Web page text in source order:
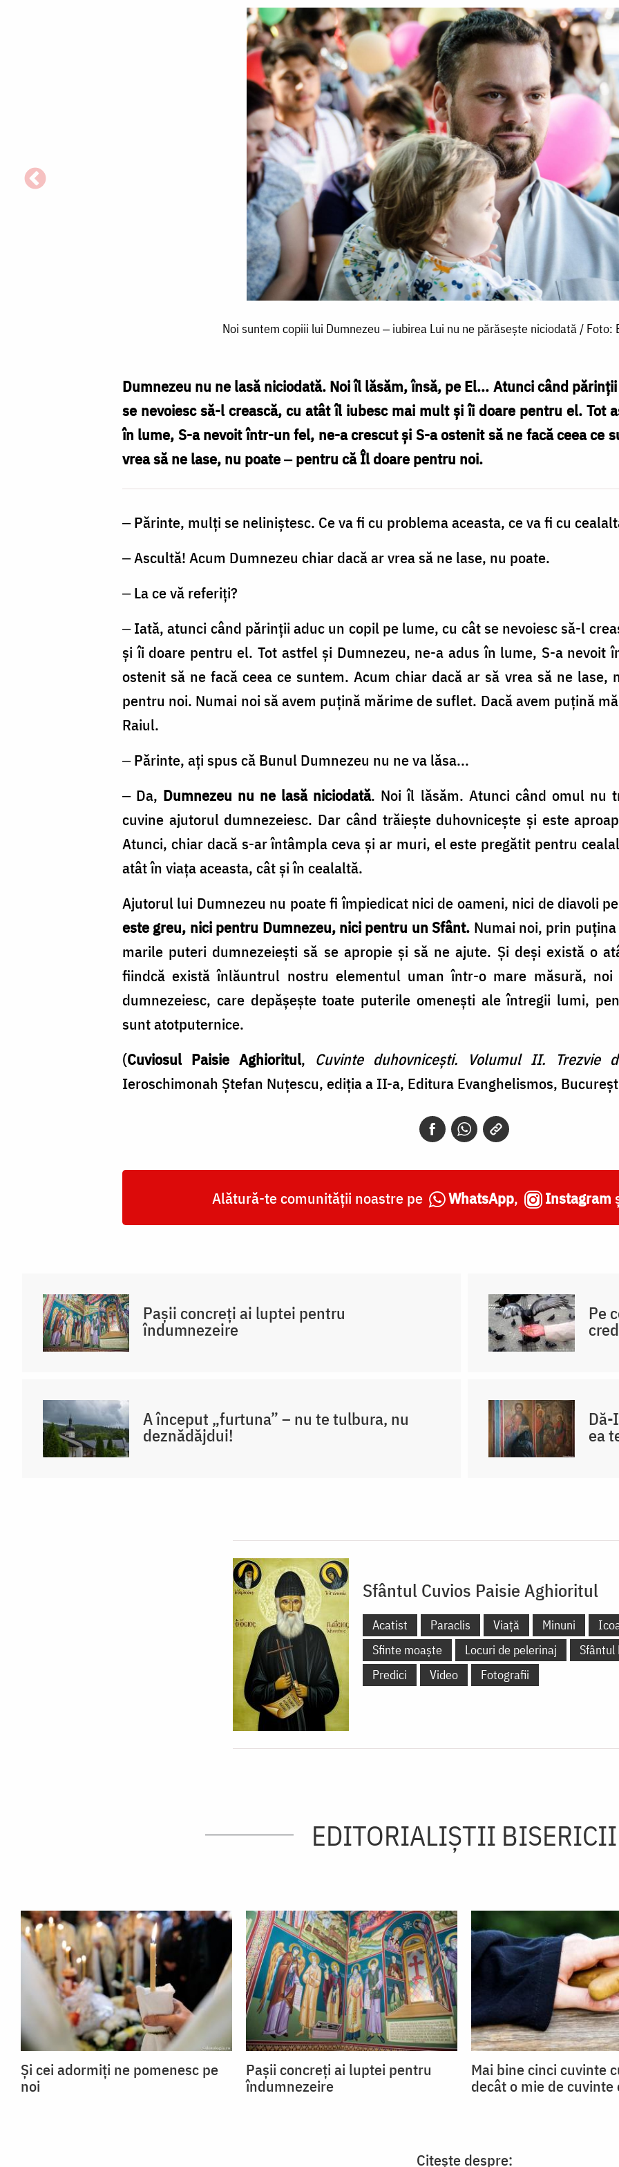
Noi suntem copiii lui Dumnezeu ‒ iubirea Lui nu ne părăsește niciodată / Foto:
Dumnezeu nu ne lasă niciodată. Noi îl lă­săm, însă, pe El... Atunci când
se nevoiesc să-l crească, cu atât îl iu­besc mai mult şi îi doare pentru el. Tot
în lume, S-a nevoit într-un fel, ne-a crescut şi S-a ostenit să ne facă ceea ce
vrea să ne lase, nu poate ‒ pentru că Îl doare pentru noi.
‒ Părinte, mulţi se neliniştesc. Ce va fi cu pro­blema aceasta, ce va fi cu
‒ Ascultă! Acum Dumnezeu chiar dacă ar vrea să ne lase, nu poate.
‒ La ce vă referiţi?
‒ Iată, atunci când părinţii aduc un copil pe lume, cu cât se nevoiesc să-l
şi îi doare pentru el. Tot astfel şi Dumnezeu, ne-a adus în lume, S-a nevoit
ostenit să ne facă ceea ce suntem. Acum chiar dacă ar să vrea să ne
pentru noi. Numai noi să avem puţină mărime de suflet. Dacă avem puţină
Raiul.
‒ Părinte, aţi spus că Bunul Dumnezeu nu ne va lăsa...
‒ Da, Dumnezeu nu ne lasă niciodată. Noi îl lă­săm. Atunci când omul nu
cuvine ajutorul dumnezeiesc. Dar când trăieşte duhovniceşte şi este
Atunci, chiar dacă s-ar întâmpla ceva şi ar muri, el este pregătit pentru
atât în viaţa aceasta, cât şi în cealaltă.
Ajutorul lui Dumnezeu nu poate fi împiedi­cat nici de oameni, nici de diavoli
este greu, nici pentru Dumnezeu, nici pentru un Sfânt. Numai noi, prin
marile puteri dumneze­ieşti să se apropie şi să ne ajute. Şi deşi există o
fiindcă există înlăuntrul nostru elementul uman într-o mare măsură,
dumnezeiesc, care depăşeş­te toate puterile omeneşti ale întregii lumi,
sunt atotputernice.
(Cuviosul Paisie Aghioritul, Cuvinte duhovnicești. Volumul II. Trezvie
Ieroschimonah Ștefan Nuțescu, ediția a II-a, Editura Evanghelismos,
Alătură-te comunității noastre pe WhatsApp, Instagram
Pașii concreți ai luptei pentru
îndumnezeire
Pe
A început „furtuna” – nu te tulbura, nu
deznădăjdui!
Dă-
ea
Sfântul Cuvios Paisie Aghioritul
Acatist Paraclis Viață Minuni
Sfinte moaște
Locuri de pelerinaj
Sfântul
Predici
Video Fotografii
EDITORIALIȘTII BISERICII
Și cei adormiți ne pomenesc pe
noi
Pașii concreți ai luptei pentru
îndumnezeire
Mai bine cinci cuvinte
decât o mie de cuvinte
Citește despre: